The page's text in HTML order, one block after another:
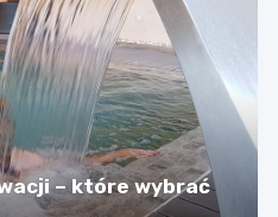
– które wybrać